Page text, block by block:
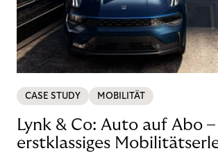
CASE STUDY MOBILITÄT
Lynk & Co: Auto auf Abo
erstklassiges